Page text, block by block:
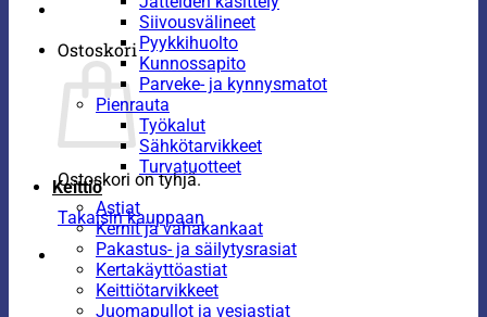
Ostoskori
Ostoskori on tyhjä.
Takaisin kauppaan
Siivousvälineet
Pyykkihuolto
Kunnossapito
Parveke- ja kynnysmatot
Pienrauta
Työkalut
Sähkötarvikkeet
Turvatuotteet
Keittiö
Astiat
Kernit ja vahakankaat
Pakastus- ja säilytysrasiat
Kertakäyttöastiat
Keittiötarvikkeet
Juomapullot ja vesiastiat